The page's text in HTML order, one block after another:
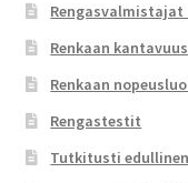
Renkaan kantavuus
Renkaan
Rengastestit
Tutkitusti